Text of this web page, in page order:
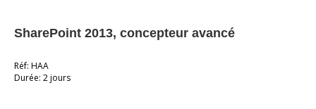
SharePoint 2013, concepteur avancé
Réf: HAA
Durée: 2 jours